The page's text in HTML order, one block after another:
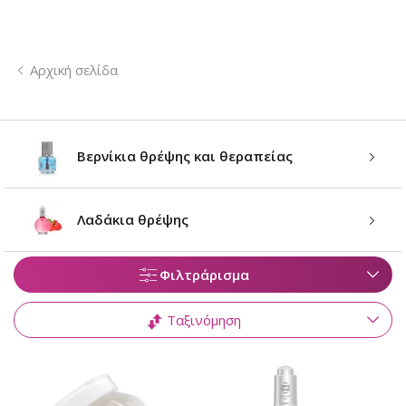
Αρχική σελίδα
Βερνίκια θρέψης και θεραπείας
Λαδάκια θρέψης
Φιλτράρισμα
Ταξινόμηση